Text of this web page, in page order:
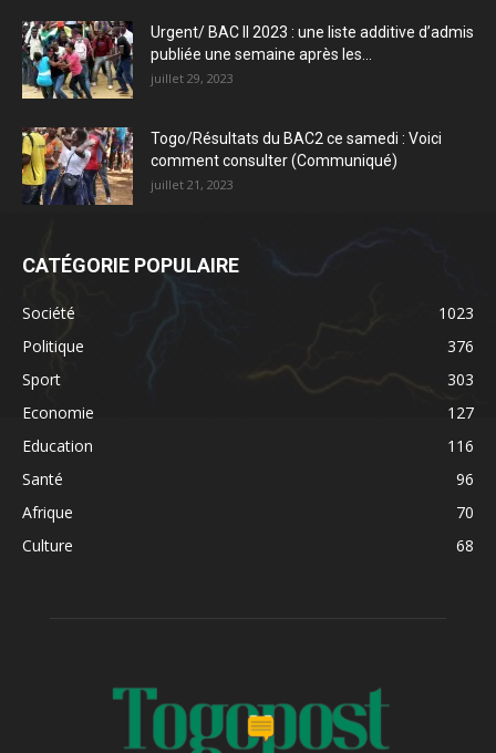
Urgent/ BAC II 2023 : une liste additive d’admis
publiée une semaine après les...
juillet 29, 2023
Togo/Résultats du BAC2 ce samedi : Voici
comment consulter (Communiqué)
juillet 21, 2023
CATÉGORIE POPULAIRE
Société
1023
Politique
376
Sport
303
Economie
127
Education
116
Santé
96
Afrique
70
Culture
68